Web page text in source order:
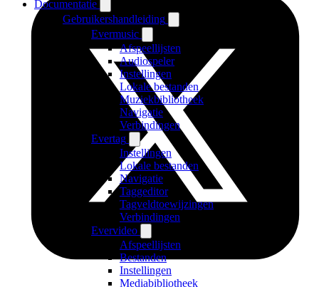
Documentatie
Gebruikershandleiding
Evermusic
Afspeellijsten
Audiospeler
Instellingen
Lokale bestanden
Muziekbibliotheek
Navigatie
Verbindingen
Evertag
Instellingen
Lokale bestanden
Navigatie
Taggeditor
Tagveldtoewijzingen
Verbindingen
Evervideo
Afspeellijsten
Bestanden
Instellingen
Mediabibliotheek